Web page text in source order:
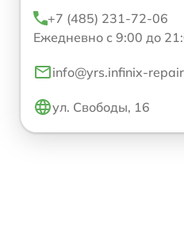
+7 (485) 231-72-06
Ежедневно с 9:00 до
info@yrs.infinix-
ул. Свободы, 16